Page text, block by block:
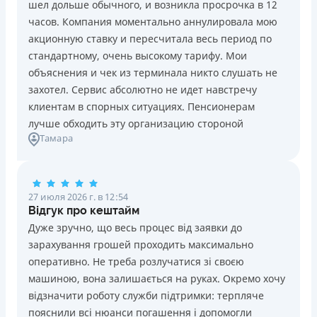
Погашение
В кассах и терминалах отделений
Оплата на расчетный счёт
Онлайн (через сайт или интернет-банкинг)
Через терминалы самообслуживания
Лицензия НБУ
Лицензия НБУ №10
Вся информация о кредите
ПОЛУЧИТЬ ЗАЙМ
Возраст
18 - 70 лет
Преимущества
Сниженная процентная ставка 0,01% в день для
новых клиентов на период от 3 до 30 дней (после
этого стандартная ставка 1%)
Запрашиваются только данные паспорта, ИНН, номер
банковской карты и телефона
проблемной кредитной историей.
Переводятся деньги на банковскую карту сразу после
подписания электронного договора о предоставлении
кредита
Дарятся скидки до -99% постоянным клиентам на
будущие кредиты согласно программе лояльности
Программа лояльности для постоянных клиентов
Круглосуточная поддержка в Viber, Telegram,
шел дольше обычного, и возникла просрочка в 12
часов. Компания моментально аннулировала мою
акционную ставку и пересчитала весь период по
стандартному, очень высокому тарифу. Мои
объяснения и чек из терминала никто слушать не
захотел. Сервис абсолютно не идет навстречу
клиентам в спорных ситуациях. Пенсионерам
лучше обходить эту организацию стороной
Тамара
27 июля 2026 г. в 12:54
Відгук про кештайм
Дуже зручно, що весь процес від заявки до
зарахування грошей проходить максимально
оперативно. Не треба розлучатися зі своєю
машиною, вона залишається на руках. Окремо хочу
відзначити роботу служби підтримки: терпляче
пояснили всі нюанси погашення і допомогли